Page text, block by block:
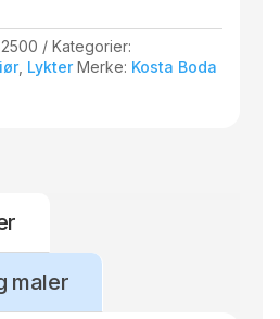
Kategorier:
, Lykter Merke: Kosta Boda
maler